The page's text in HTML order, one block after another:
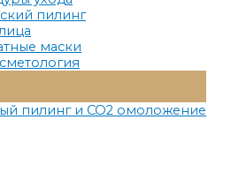
пилинг
маски
Меню
пилинг и СО2 омоложение